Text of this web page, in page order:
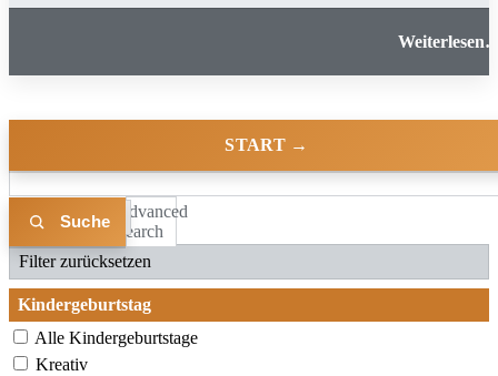
START →
Advanced
Search
Liste Karte
Filter zurücksetzen
Kindergeburtstag
Alle Kindergeburtstage
Kreativ